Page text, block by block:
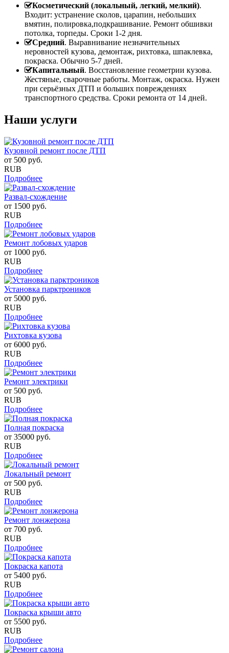
Косметический (локальный, легкий, мелкий).
Входит: устранение сколов, царапин, небольших
вмятин, полировка,подкрашивание. Ремонт обшивки
потолка, торпеды. Сроки 1-2 дня.
Средний. Выравнивание незначительных
неровностей кузова, демонтаж, рихтовка, шпаклевка,
покраска. Обычно 5-7 дней.
Капитальный. Восстановление геометрии кузова.
Жестяные, сварочные работы. Монтаж, окраска. Нужен
при серьёзных ДТП и больших повреждениях
транспортного средства. Сроки ремонта от 14 дней.
Наши услуги
Кузовной ремонт после ДТП
от 500 руб.
RUB
Подробнее
Развал-схождение
от 1500 руб.
RUB
Подробнее
Ремонт лобовых ударов
от 1000 руб.
RUB
Подробнее
Установка парктроников
от 5000 руб.
RUB
Подробнее
Рихтовка кузова
от 6000 руб.
RUB
Подробнее
Ремонт электрики
от 500 руб.
RUB
Подробнее
Полная покраска
от 35000 руб.
RUB
Подробнее
Локальный ремонт
от 500 руб.
RUB
Подробнее
Ремонт лонжерона
от 700 руб.
RUB
Подробнее
Покраска капота
от 5400 руб.
RUB
Подробнее
Покраска крыши авто
от 5500 руб.
RUB
Подробнее